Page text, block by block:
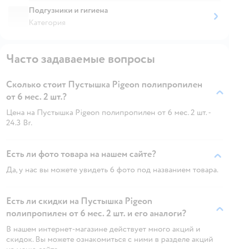
Подгузники и гигиена
Категория
Часто задаваемые вопросы
Сколько стоит Пустышка Pigeon полипропилен
от 6 мес. 2 шт.?
Цена на Пустышка Pigeon полипропилен от 6 мес. 2 шт. -
24.3 Br.
Есть ли фото товара на нашем сайте?
Да, у нас вы можете увидеть 6 фото под названием товара.
Есть ли скидки на Пустышка Pigeon
полипропилен от 6 мес. 2 шт. и его аналоги?
В нашем интернет-магазине действует много акций и
скидок. Вы можете ознакомиться с ними в разделе акций